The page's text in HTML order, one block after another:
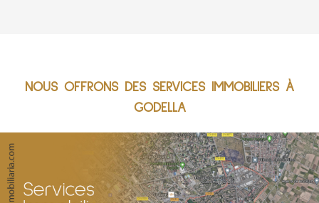
NOUS OFFRONS DES SERVICES IMMOBILIERS À
GODELLA